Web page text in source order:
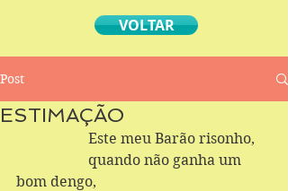
VOLTAR
Post
ESTIMAÇÃO
		Este meu Barão risonho,
bom dengo,